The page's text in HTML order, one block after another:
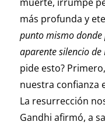
más profunda y
punto mismo donde
aparente silencio de
pide esto?
nuestra confianza
La resurrección
Gandhi afirmó, a